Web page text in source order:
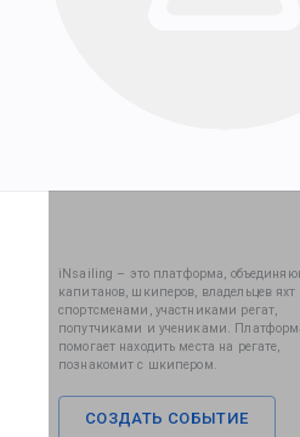
iNsailing – это платформа,
капитанов, шкиперов, владельцев яхт
спортсменами, участниками регат,
попутчиками и учениками.
помогает находить места на регате,
познакомит с шкипером.
СОЗДАТЬ СОБЫТИЕ